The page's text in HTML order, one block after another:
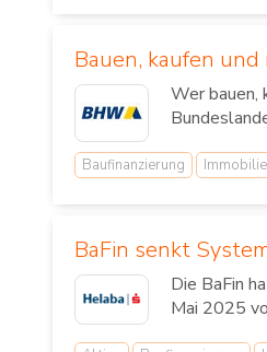
Bauen, kaufen
Wer bauen,
Baufinanzierung
BaFin senkt
Die BaFin
Mai 2025